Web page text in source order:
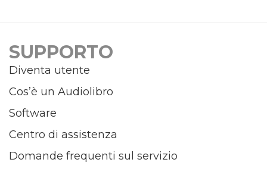
SUPPORTO
Diventa utente
Cos’è un Audiolibro
Software
Centro di assistenza
Domande frequenti sul servizio